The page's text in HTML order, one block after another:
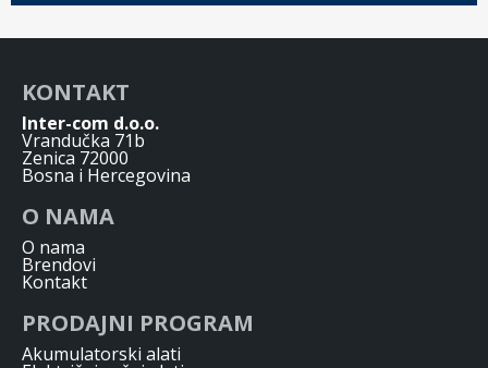
KONTAKT
Inter-com d.o.o.
Vrandučka 71b
Zenica 72000
Bosna i Hercegovina
O NAMA
O nama
Brendovi
Kontakt
PRODAJNI PROGRAM
Akumulatorski alati